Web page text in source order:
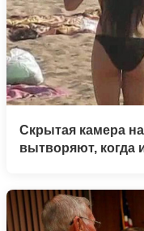
Скрытая камера
вытворяют, когда